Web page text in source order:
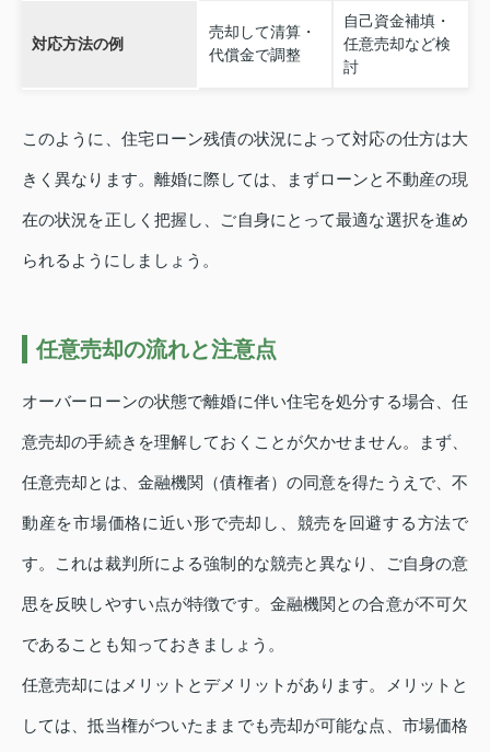
対応方法の例
売却して清算・
代償金で調整
自己資金補填・
任意売却など検
討
このように、住宅ローン残債の状況によって対応の仕方は大
きく異なります。離婚に際しては、まずローンと不動産の現
在の状況を正しく把握し、ご自身にとって最適な選択を進め
られるようにしましょう。
任意売却の流れと注意点
オーバーローンの状態で離婚に伴い住宅を処分する場合、任
意売却の手続きを理解しておくことが欠かせません。まず、
任意売却とは、金融機関（債権者）の同意を得たうえで、不
動産を市場価格に近い形で売却し、競売を回避する方法で
す。これは裁判所による強制的な競売と異なり、ご自身の意
思を反映しやすい点が特徴です。金融機関との合意が不可欠
であることも知っておきましょう。
任意売却にはメリットとデメリットがあります。メリットと
しては、抵当権がついたままでも売却が可能な点、市場価格